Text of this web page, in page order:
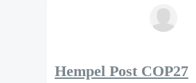
Hempel Post COP27